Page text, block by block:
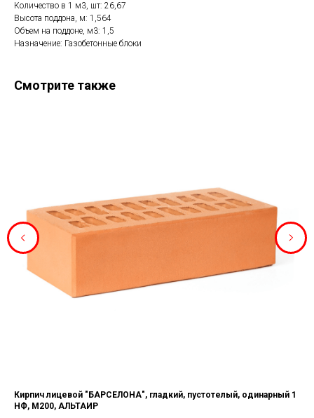
Количество в 1 м3, шт: 26,67
Высота поддона, м: 1,564
Объем на поддоне, м3: 1,5
Назначение: Газобетонные блоки
Смотрите также
Кирпич лицевой "БАРСЕЛОНА", гладкий, пустотелый, одинарный 1
НФ, М200, АЛЬТАИР